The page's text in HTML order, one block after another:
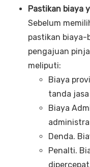
Pastikan biaya
Sebelum
pastikan biaya-
pengajuan
meliputi:
Biaya
tanda
Biaya
Denda.
Penalti.